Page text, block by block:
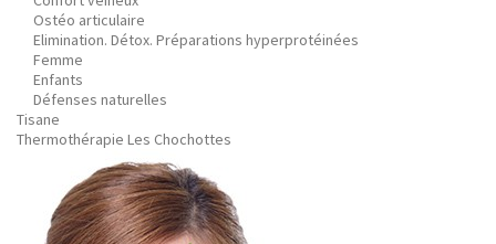
Ostéo articulaire
Elimination. Détox. Préparations hyperprotéinées
Femme
Enfants
Défenses naturelles
Tisane
Thermothérapie Les Chochottes